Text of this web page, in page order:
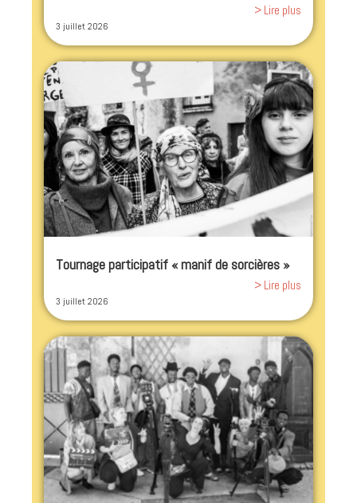
> Lire plus
3 juillet 2026
Tournage participatif « manif de sorcières »
> Lire plus
3 juillet 2026